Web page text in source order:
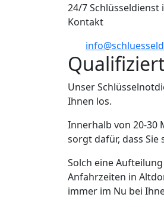
24/7 Schlüsseldienst
Kontakt
Unser
Ihnen los.
Innerhalb von 20-30
sorgt dafür, dass
Solch eine
Anfahrzeiten in
immer im Nu bei